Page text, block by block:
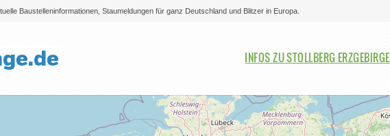
Baustelleninformationen, Staumeldungen für ganz Deutschland und Blitzer in Europa.
Bitte auswählen
INFOS ZU STOLLBERG ERZGEBIRGE